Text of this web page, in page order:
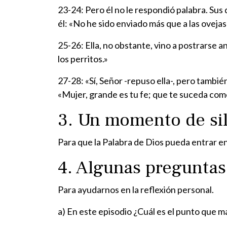
23-24: Pero él no le respondió palabra.
él: «No he sido enviado más que a las
25-26: Ella, no obstante, vino a postrarse
los perritos.»
27-28: «Sí, Señor -repuso ella-, pero
«Mujer, grande es tu fe; que te suceda
3. Un momento de
Para que la Palabra de Dios pueda entrar
4. Algunas preguntas
Para ayudarnos en la reflexión personal.
a) En este episodio ¿Cuál es el punto que